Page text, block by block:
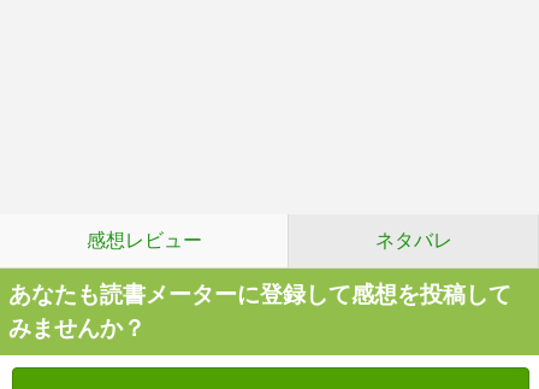
感想レビュー ネタバレ
あなたも読書メーターに登録して感想を投稿して
みませんか？